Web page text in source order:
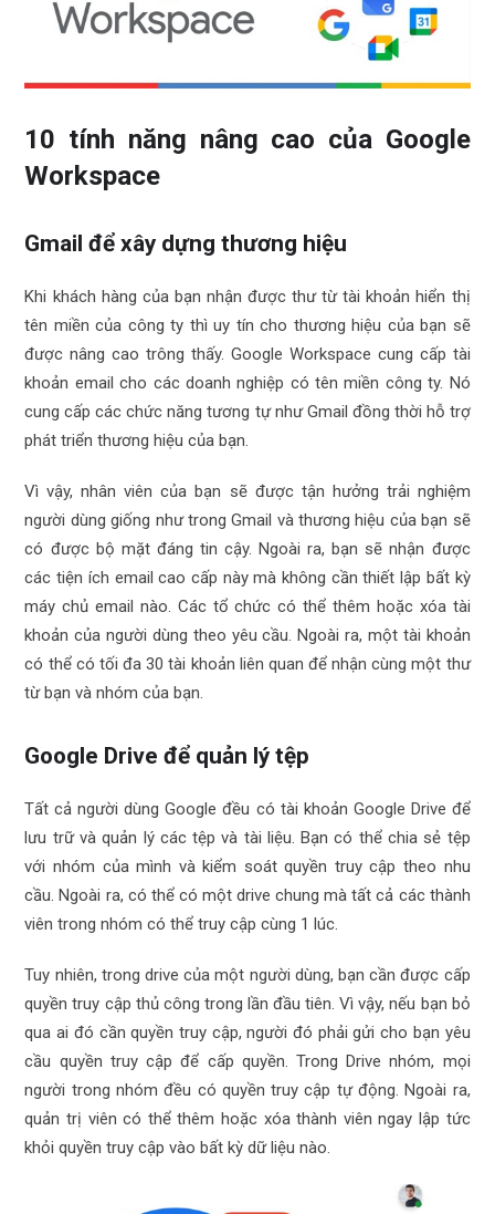
10 tính năng nâng cao của Google
Workspace
Gmail để xây dựng thương hiệu
Khi khách hàng của bạn nhận được thư từ tài khoản hiển thị
tên miền của công ty thì uy tín cho thương hiệu của bạn sẽ
được nâng cao trông thấy. Google Workspace cung cấp tài
khoản email cho các doanh nghiệp có tên miền công ty. Nó
cung cấp các chức năng tương tự như Gmail đồng thời hỗ trợ
phát triển thương hiệu của bạn.
Vì vậy, nhân viên của bạn sẽ được tận hưởng trải nghiệm
người dùng giống như trong Gmail và thương hiệu của bạn sẽ
có được bộ mặt đáng tin cậy. Ngoài ra, bạn sẽ nhận được
các tiện ích email cao cấp này mà không cần thiết lập bất kỳ
máy chủ email nào. Các tổ chức có thể thêm hoặc xóa tài
khoản của người dùng theo yêu cầu. Ngoài ra, một tài khoản
có thể có tối đa 30 tài khoản liên quan để nhận cùng một thư
từ bạn và nhóm của bạn.
Google Drive để quản lý tệp
Tất cả người dùng Google đều có tài khoản Google Drive để
lưu trữ và quản lý các tệp và tài liệu. Bạn có thể chia sẻ tệp
với nhóm của mình và kiểm soát quyền truy cập theo nhu
cầu. Ngoài ra, có thể có một drive chung mà tất cả các thành
viên trong nhóm có thể truy cập cùng 1 lúc.
Tuy nhiên, trong drive của một người dùng, bạn cần được cấp
quyền truy cập thủ công trong lần đầu tiên. Vì vậy, nếu bạn bỏ
qua ai đó cần quyền truy cập, người đó phải gửi cho bạn yêu
cầu quyền truy cập để cấp quyền. Trong Drive nhóm, mọi
người trong nhóm đều có quyền truy cập tự động. Ngoài ra,
quản trị viên có thể thêm hoặc xóa thành viên ngay lập tức
khỏi quyền truy cập vào bất kỳ dữ liệu nào.